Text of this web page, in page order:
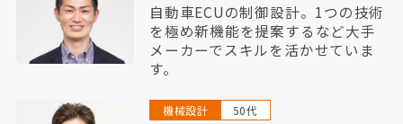
自動車ECUの制御設計。1つの技術
を極め新機能を提案するなど大手
メーカーでスキルを活かせていま
す。
機械設計 50代